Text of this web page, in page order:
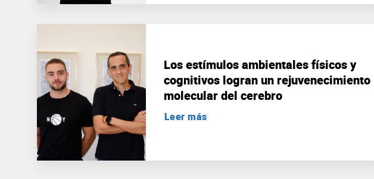
Los estímulos ambientales físicos y
cognitivos logran un rejuvenecimiento
molecular del cerebro
Leer más